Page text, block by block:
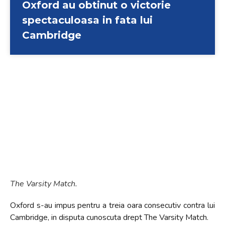
Oxford au obtinut o victorie
spectaculoasa in fata lui
Cambridge
The Varsity Match.
Oxford s-au impus pentru a treia oara consecutiv contra lui
Cambridge, in disputa cunoscuta drept The Varsity Match.